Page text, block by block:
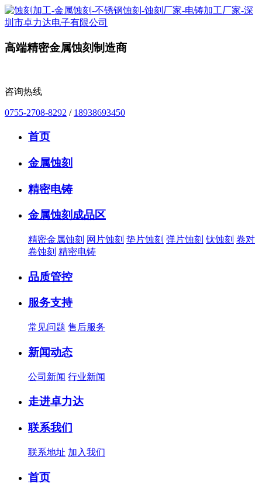
高端精密金属蚀刻制造商
咨询热线
0755-2708-8292 / 18938693450
首页
金属蚀刻
精密电铸
金属蚀刻成品区
精密金属蚀刻 网片蚀刻 垫片蚀刻 弹片蚀刻 钛蚀刻 卷对
卷蚀刻 精密电铸
品质管控
服务支持
常见问题 售后服务
新闻动态
公司新闻 行业新闻
走进卓力达
联系我们
联系地址 加入我们
首页